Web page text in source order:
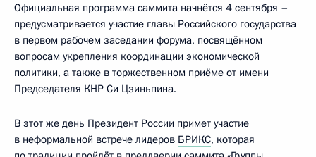
Официальная программа саммита начнётся 4 сентября –
предусматривается участие главы Российского государства
в первом рабочем заседании форума, посвящённом
вопросам укрепления координации экономической
политики, а также в торжественном приёме от имени
Председателя КНР Си Цзиньпина.
В этот же день Президент России примет участие
в неформальной встрече лидеров БРИКС, которая